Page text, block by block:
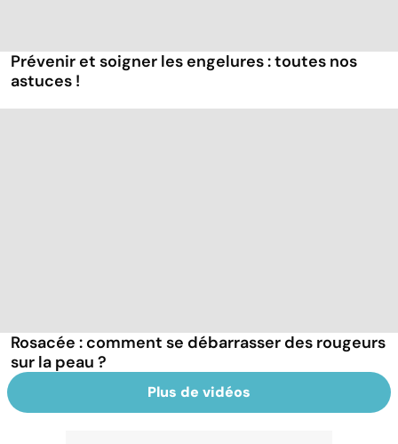
Prévenir et soigner les engelures : toutes nos
astuces !
Rosacée : comment se débarrasser des rougeurs
sur la peau ?
Plus de vidéos